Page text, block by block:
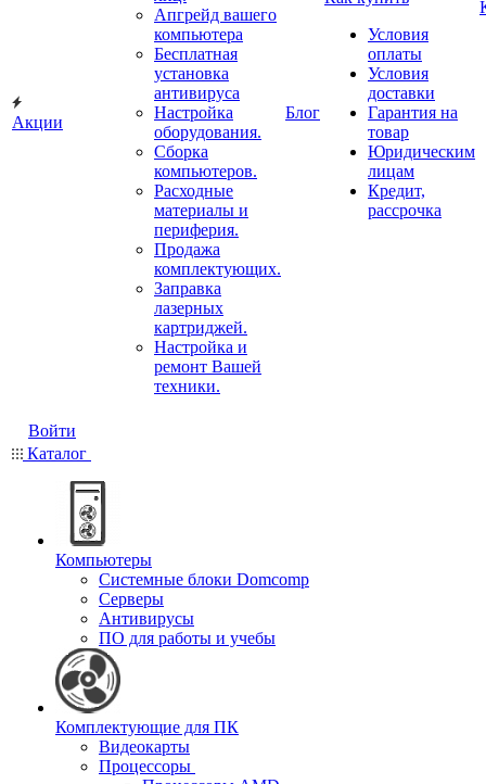
Акции
Апгрейд вашего
компьютера
Бесплатная
установка
антивируса
Настройка
оборудования.
Сборка
компьютеров.
Расходные
материалы и
периферия.
Продажа
комплектующих.
Заправка
лазерных
картриджей.
Настройка и
ремонт Вашей
техники.
Блог
Условия
оплаты
Условия
доставки
Гарантия на
товар
Юридическим
лицам
Кредит,
рассрочка
Войти
Каталог
Компьютеры
Системные блоки Domcomp
Серверы
Антивирусы
ПО для работы и учебы
Комплектующие для ПК
Видеокарты
Процессоры